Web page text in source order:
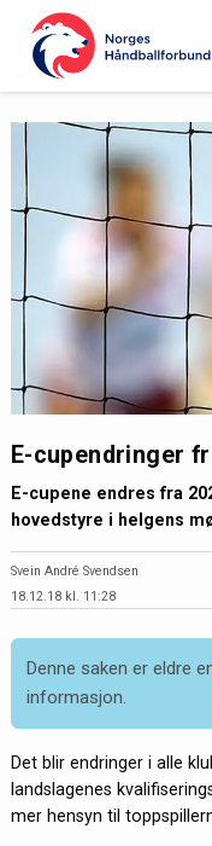
E-cupendringer
E-cupene endres fra
hovedstyre i helgens
Svein André Svendsen
18.12.18 kl. 11:28
Denne saken er eldre
informasjon.
Det blir endringer i alle
landslagenes
mer hensyn til